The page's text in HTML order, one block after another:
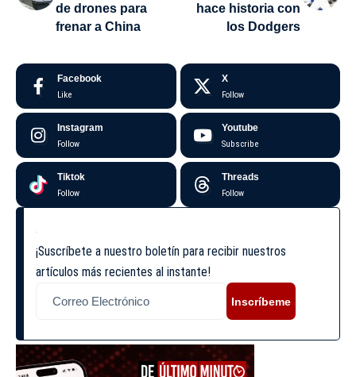
de drones para
frenar a China
hace historia con
los Dodgers
Facebook
Like
X
Follow
Instagram
Follow
Youtube
Subscribe
Tiktok
Follow
Threads
Follow
¡Suscríbete a nuestro boletín para recibir nuestros
artículos más recientes al instante!
Inscríbeme